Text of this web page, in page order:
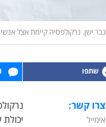
גבר ישן. נרקולפסיה קיימת אצל
צרו קשר:
אימייל